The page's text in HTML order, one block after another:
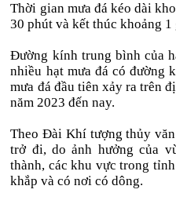
Thời gian mưa đá kéo dài
30 phút và kết thúc khoảng 1
Đường kính trung bình của
nhiều hạt mưa đá có đường
mưa đá đầu tiên xảy ra trên
năm 2023 đến nay.
Theo Đài Khí tượng thủy
trở đi, do ảnh hưởng của
thành, các khu vực trong
khắp và có nơi có dông.